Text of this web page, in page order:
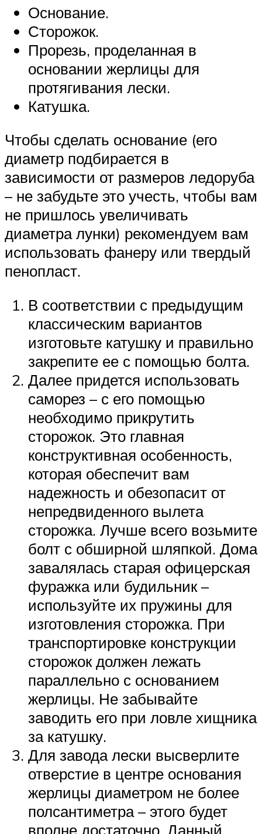
Основание.
Сторожок.
Прорезь, проделанная в
основании жерлицы для
протягивания лески.
Катушка.
Чтобы сделать основание (его
диаметр подбирается в
зависимости от размеров ледоруба
– не забудьте это учесть, чтобы вам
не пришлось увеличивать
диаметра лунки) рекомендуем вам
использовать фанеру или твердый
пенопласт.
В соответствии с предыдущим
классическим вариантов
изготовьте катушку и правильно
закрепите ее с помощью болта.
Далее придется использовать
саморез – с его помощью
необходимо прикрутить
сторожок. Это главная
конструктивная особенность,
которая обеспечит вам
надежность и обезопасит от
непредвиденного вылета
сторожка. Лучше всего возьмите
болт с обширной шляпкой. Дома
завалялась старая офицерская
фуражка или будильник –
используйте их пружины для
изготовления сторожка. При
транспортировке конструкции
сторожок должен лежать
параллельно с основанием
жерлицы. Не забывайте
заводить его при ловле хищника
за катушку.
Для завода лески высверлите
отверстие в центре основания
жерлицы диаметром не более
полсантиметра – этого будет
вполне достаточно. Данный